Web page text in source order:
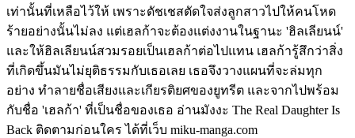
เท่านั้นที่เหลือไว้ให้ เพราะดัชเชสตัดใจส่งลูกสาวไปให้คนโหด
ร้ายอย่างนั้นไม่ลง แต่เฮลก้าจะต้องแต่งงานในฐานะ 'ฮิลเลียนน์'
และให้ฮิลเลียนน์สวมรอยเป็นเฮลก้าต่อไปแทน เฮลก้ารู้สึกว่าสิ่ง
ที่เกิดขึ้นมันไม่ยุติธรรมกับเธอเลย เธอจึงวางแผนที่จะล่มทุก
อย่าง ทำลายชื่อเสียงและเกียรติยศของยูทรีต และจากไปพร้อม
กับชื่อ 'เฮลก้า' ที่เป็นชื่อของเธอ อ่านมังงะ The Real Daughter Is
Back ติดตามก่อนใคร ได้ที่เว็บ miku-manga.com